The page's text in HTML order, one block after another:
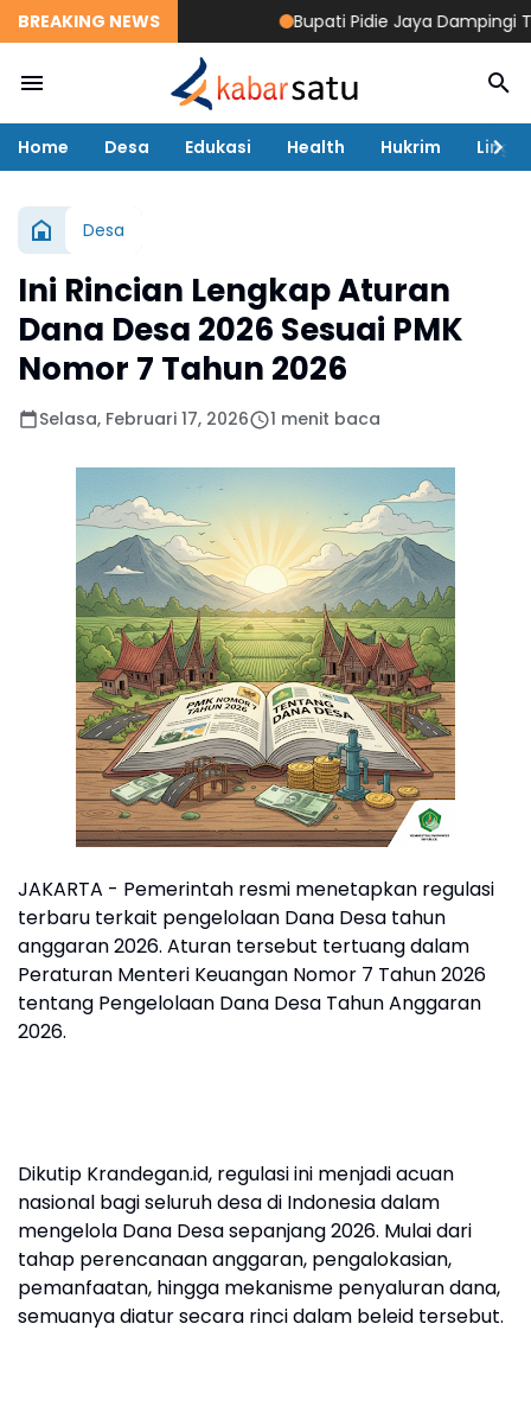
BREAKING NEWS Bupati Pidie Jaya Dampingi Tim
Home Desa Edukasi Health Hukrim
Desa
Ini Rincian Lengkap Aturan
Dana Desa 2026 Sesuai PMK
Nomor 7 Tahun 2026
Selasa, Februari 17, 2026 1 menit baca
JAKARTA - Pemerintah resmi menetapkan regulasi
terbaru terkait pengelolaan Dana Desa tahun
anggaran 2026. Aturan tersebut tertuang dalam
Peraturan Menteri Keuangan Nomor 7 Tahun 2026
tentang Pengelolaan Dana Desa Tahun Anggaran
2026.
Dikutip Krandegan.id, regulasi ini menjadi acuan
nasional bagi seluruh desa di Indonesia dalam
mengelola Dana Desa sepanjang 2026. Mulai dari
tahap perencanaan anggaran, pengalokasian,
pemanfaatan, hingga mekanisme penyaluran dana,
semuanya diatur secara rinci dalam beleid tersebut.